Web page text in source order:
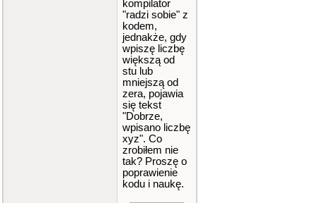
kompilator
"radzi sobie" z
kodem,
jednakże, gdy
wpiszę liczbę
większą od
stu lub
mniejszą od
zera, pojawia
się tekst
"Dobrze,
wpisano liczbę
xyz". Co
zrobiłem nie
tak? Proszę o
poprawienie
kodu i naukę.